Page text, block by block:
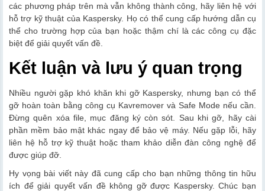
các phương pháp trên mà vẫn không thành công, hãy liên hệ với
hỗ trợ kỹ thuật của Kaspersky. Họ có thể cung cấp hướng dẫn cụ
thể cho trường hợp của bạn hoặc thậm chí là các công cụ đặc
biệt để giải quyết vấn đề.
Kết luận và lưu ý quan trọng
Nhiều người gặp khó khăn khi gỡ Kaspersky, nhưng bạn có thể
gỡ hoàn toàn bằng công cụ Kavremover và Safe Mode nếu cần.
Đừng quên xóa file, mục đăng ký còn sót. Sau khi gỡ, hãy cài
phần mềm bảo mật khác ngay để bảo vệ máy. Nếu gặp lỗi, hãy
liên hệ hỗ trợ kỹ thuật hoặc tham khảo diễn đàn công nghệ để
được giúp đỡ.
Hy vọng bài viết này đã cung cấp cho bạn những thông tin hữu
ích để giải quyết vấn đề không gỡ được Kaspersky. Chúc bạn